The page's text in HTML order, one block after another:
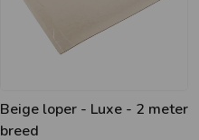
Beige loper - Luxe - 2 meter
breed